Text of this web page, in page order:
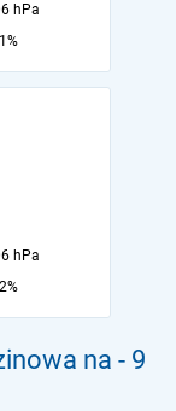
hPa
hPa
na - 9